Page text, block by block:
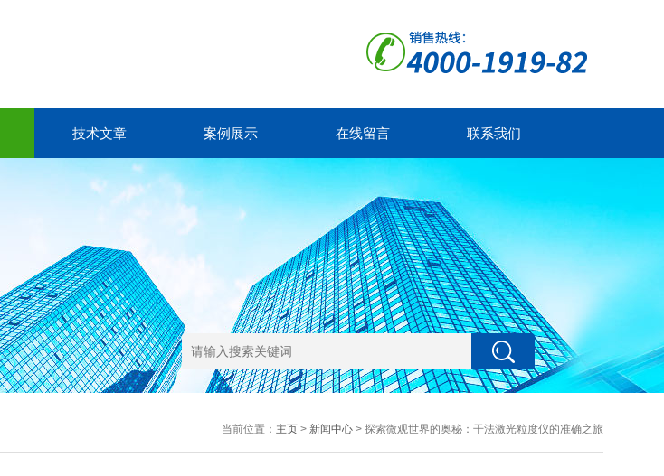
技术文章 案例展示 在线留言 联系我们
当前位置： 主页> 新闻中心> 探索微观世界的奥秘：干法激光粒度仪的准确之旅